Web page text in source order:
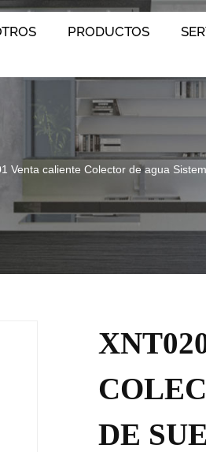
PRODUCTOS
Venta caliente Colector de agua
DE